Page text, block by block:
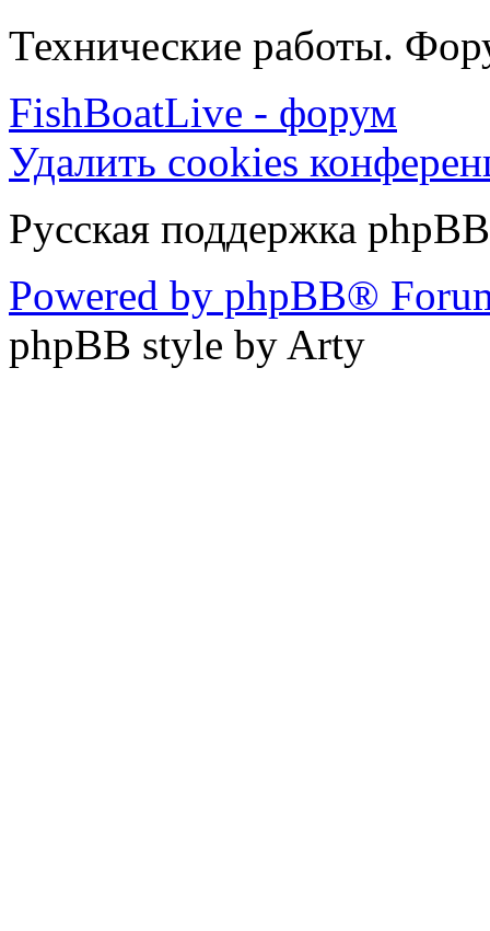
Технические работы.
FishBoatLive - форум
Удалить cookies
Русская поддержка phpBB
Powered by phpBB®
phpBB style by Arty